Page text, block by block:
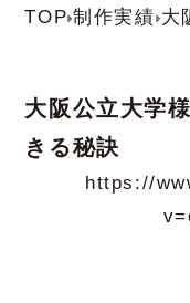
TOP 制作実績 大
大阪公立大学様
きる秘訣
https://